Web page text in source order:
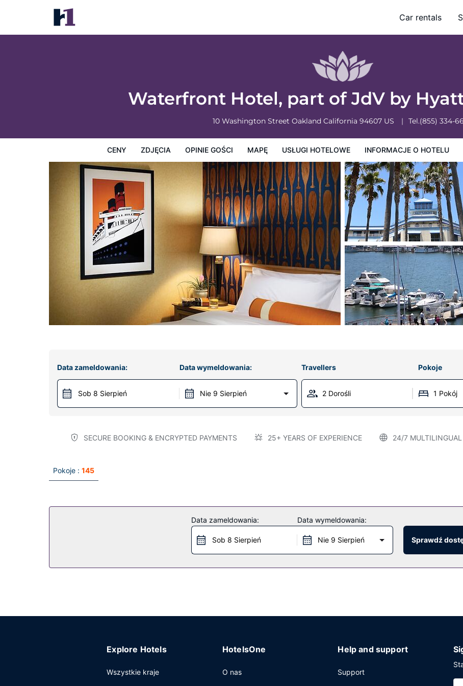
Car rentals
Waterfront Hotel, part of JdV by Hyatt
10 Washington Street Oakland California 94607 US Tel.(855) 334-
CENY ZDJĘCIA OPINIE GOŚCI MAPĘ USŁUGI HOTELOWE INFORMACJE O HOTELU
Waterfront Hotel, part of JdV by Hyatt (12381)
Ceny Zdjęcia Zasady działalności hotelu
Data zameldowania:
Sob 8 Sierpień
Data wymeldowania:
Nie 9 Sierpień
Travellers Pokoje
2 Dorośli 1 Pokój
SECURE BOOKING & ENCRYPTED PAYMENTS 25+ YEARS OF EXPERIENCE 24/7
Pokoje : 145
Data zameldowania:
Sob 8 Sierpień
Data wymeldowania:
Nie 9 Sierpień Sprawdź
Explore Hotels
Wszystkie kraje
HotelsOne
O nas
Help and support
Support